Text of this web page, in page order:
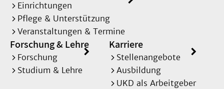
Einrichtungen
Pflege & Unterstützung
Veranstaltungen & Termine
Forschung & Lehre
Forschung
Studium & Lehre
Karriere
Stellenangebote
Ausbildung
UKD als Arbeitgeber